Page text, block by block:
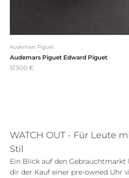
Audemars Piguet
Audemars Piguet Edward Piguet
Angebot
12.500 €
WATCH OUT - Für Leute
Stil
Ein Blick auf den
dir der Kauf einer pre-owned Uhr